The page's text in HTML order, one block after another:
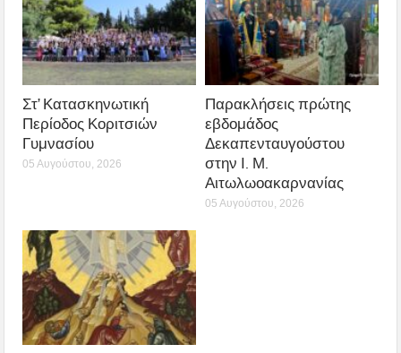
Στ’ Κατασκηνωτική
Περίοδος Κοριτσιών
Γυμνασίου
05 Αυγούστου, 2026
Παρακλήσεις πρώτης
εβδομάδος
Δεκαπενταυγούστου
στην Ι. Μ.
Αιτωλωοακαρνανίας
05 Αυγούστου, 2026